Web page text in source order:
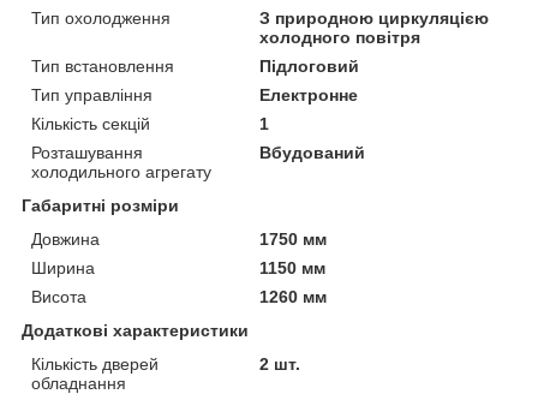
Тип охолодження
З природною циркуляцією
холодного повітря
Тип встановлення
Підлоговий
Тип управління
Електронне
Кількість секцій
1
Розташування
холодильного агрегату
Вбудований
Габаритні розміри
Довжина
1750 мм
Ширина
1150 мм
Висота
1260 мм
Додаткові характеристики
Кількість дверей
обладнання
2 шт.